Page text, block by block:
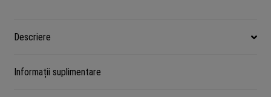
EG2-
Descriere
Informații suplimentare